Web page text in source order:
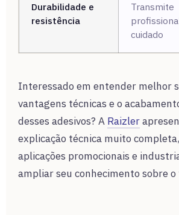
Durabilidade e
resistência
Transmite
cuidado
Interessado em entender melhor
vantagens técnicas e o
desses adesivos? A Raizler
explicação técnica muito
aplicações promocionais e
ampliar seu conhecimento sobre o